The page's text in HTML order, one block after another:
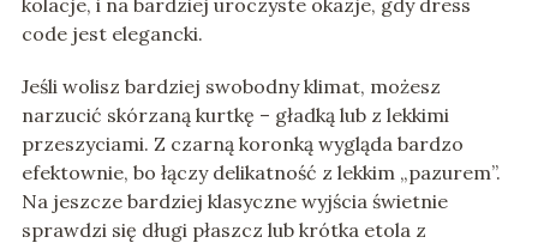
kolacje, i na bardziej uroczyste okazje, gdy dress
code jest elegancki.
Jeśli wolisz bardziej swobodny klimat, możesz
narzucić skórzaną kurtkę – gładką lub z lekkimi
przeszyciami. Z czarną koronką wygląda bardzo
efektownie, bo łączy delikatność z lekkim „pazurem”.
Na jeszcze bardziej klasyczne wyjścia świetnie
sprawdzi się długi płaszcz lub krótka etola z